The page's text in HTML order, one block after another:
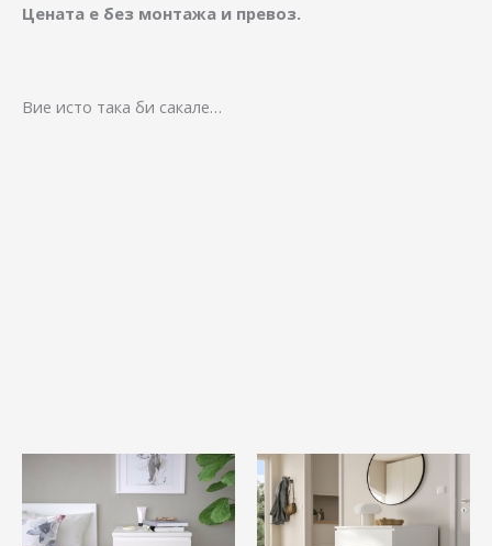
Цената е без монтажа и превоз.
Вие исто така би сакале…